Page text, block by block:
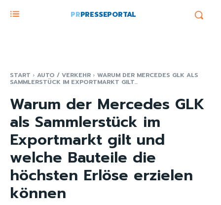
PRPRESSEPORTAL
START AUTO / VERKEHR WARUM DER MERCEDES GLK ALS
SAMMLERSTÜCK IM EXPORTMARKT GILT...
Warum der Mercedes GLK
als Sammlerstück im
Exportmarkt gilt und
welche Bauteile die
höchsten Erlöse erzielen
können